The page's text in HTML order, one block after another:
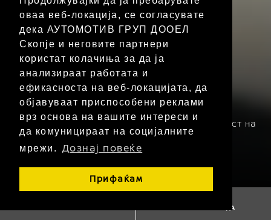
оваа веб-локација, се согласувате
дека АУТОМОТИВ ГРУП ДООЕЛ
Скопје и неговите партнери
користат колачиња за да ја
анализираат работата и
ефикасноста на веб-локацијата, да
објавуваат приспособени реклами
врз основа на вашите интереси и
да комуницираат на социјалните
мрежи.
Дознај повеќе
Прифаќам
ЕЛЕКТРИФИЦИРАН СЕМЕЕН КРОСОВЕР
Нов Nissan X-Trail со
технологија
e-POWER & благ
хибрид
Достапни погонски
единици
163 - 213
Максимална моќност на
моторот (КС)
Потрошувачка на
гориво (l/100 km)
132 - 172⁽¹⁾
Емисии на CO₂ (g/km)
ПОБАРАЈТЕ ПОНУДА